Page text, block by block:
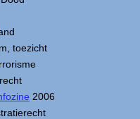
toezicht
2006